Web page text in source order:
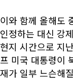
이와 함께 올해도
인정하는 대신 강
현지 시간으로 지
프 미국 대통령이
재가 일부 느슨해